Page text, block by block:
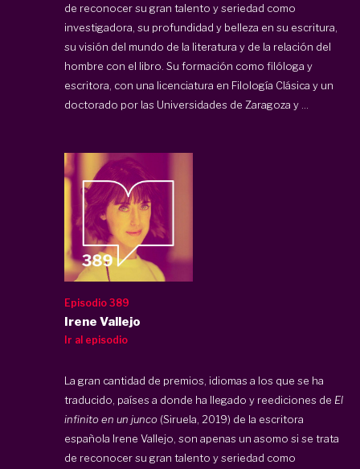
de reconocer su gran talento y seriedad como
investigadora, su profundidad y belleza en su escritura,
su visión del mundo de la literatura y de la relación del
hombre con el libro. Su formación como filóloga y
escritora, con una licenciatura en Filología Clásica y un
doctorado por las Universidades de Zaragoza y ...
Episodio 389
Irene Vallejo
Ir al episodio
La gran cantidad de premios, idiomas a los que se ha
traducido, países a donde ha llegado y reediciones de El
infinito en un junco (Siruela, 2019) de la escritora
española Irene Vallejo, son apenas un asomo si se trata
de reconocer su gran talento y seriedad como